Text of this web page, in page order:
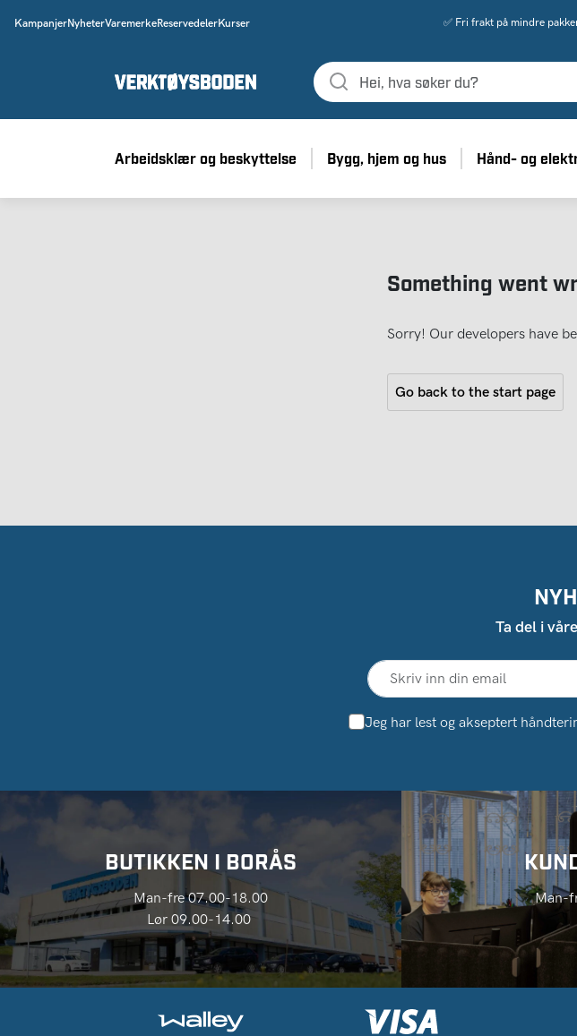
KampanjerNyheterVaremerkeReservedelerKurser ✅ Fri frakt på mindre
Arbeidsklær og beskyttelse Bygg, hjem og hus Hånd- og
Something went
Sorry! Our developers have
Go back to the start page
Ta del i
Jeg har lest og akseptert
BUTIKKEN I BORÅS
Man-fre 07.00-18.00
Lør 09.00-14.00
Man-